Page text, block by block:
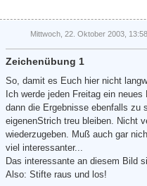
Mittwoch, 22. Oktober 2003, 13:58
Zeichenübung 1
So, damit es Euch hier nicht
Ich werde jeden Freitag ein
dann die Ergebnisse ebenfalls zu
eigenenStrich treu bleiben. Nicht
wiederzugeben. Muß auch gar
viel interessanter...
Das interessante an diesem Bild
Also: Stifte raus und los!